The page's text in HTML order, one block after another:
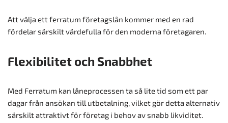
Att välja ett ferratum företagslån kommer med en rad
fördelar särskilt värdefulla för den moderna företagaren.
Flexibilitet och Snabbhet
Med Ferratum kan låneprocessen ta så lite tid som ett par
dagar från ansökan till utbetalning, vilket gör detta alternativ
särskilt attraktivt för företag i behov av snabb likviditet.